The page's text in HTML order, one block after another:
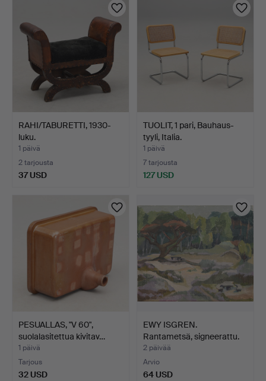
RAHI/TABURETTI, 1930-
luku.
1 päivä
2 tarjousta
37 USD
TUOLIT, 1 pari, Bauhaus-
tyyli, Italia.
1 päivä
7 tarjousta
127 USD
PESUALLAS, "V 60",
suolalasitettua kivitav…
1 päivä
Tarjous
32 USD
EWY ISGREN.
Rantametsä, signeerattu.
2 päivää
Arvio
64 USD